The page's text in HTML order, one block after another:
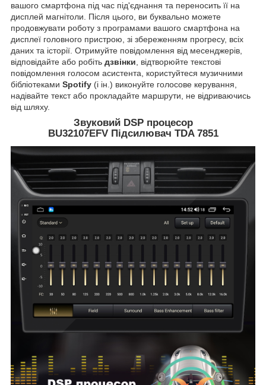
вашого смартфона під час під'єднання та переносить її на
дисплей магнітоли. Після цього, ви буквально можете
продовжувати роботу з програмами вашого смартфона на
дисплеї головного пристрою, зі збереженням прогресу, всіх
даних та історії. Отримуйте повідомлення від месенджерів,
відповідайте або робіть дзвінки, відтворюйте текстові
повідомлення голосом асистента, користуйтеся музичними
бібліотеками Spotify (і ін.) виконуйте голосове керування,
надівайте текст або прокладайте маршрути, не відриваючись
від шляху.
Звуковий DSP процесор
BU32107EFV Підсилювач TDA 7851